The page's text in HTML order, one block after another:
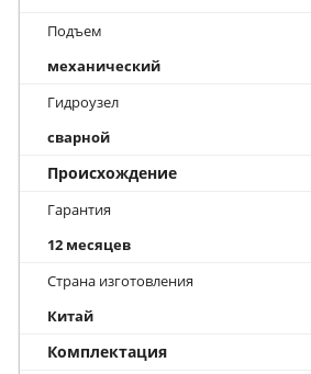
Подъем
механический
Гидроузел
сварной
Происхождение
Гарантия
12 месяцев
Страна изготовления
Китай
Комплектация